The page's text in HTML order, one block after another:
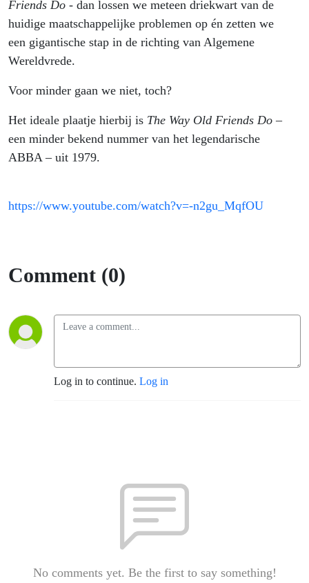
Friends Do - dan lossen we meteen driekwart van de
huidige maatschappelijke problemen op én zetten we
een gigantische stap in de richting van Algemene
Wereldvrede.
Voor minder gaan we niet, toch?
Het ideale plaatje hierbij is The Way Old Friends Do –
een minder bekend nummer van het legendarische
ABBA – uit 1979.
https://www.youtube.com/watch?v=-n2gu_MqfOU
Comment (0)
Log in to continue. Log in
No comments yet. Be the first to say something!